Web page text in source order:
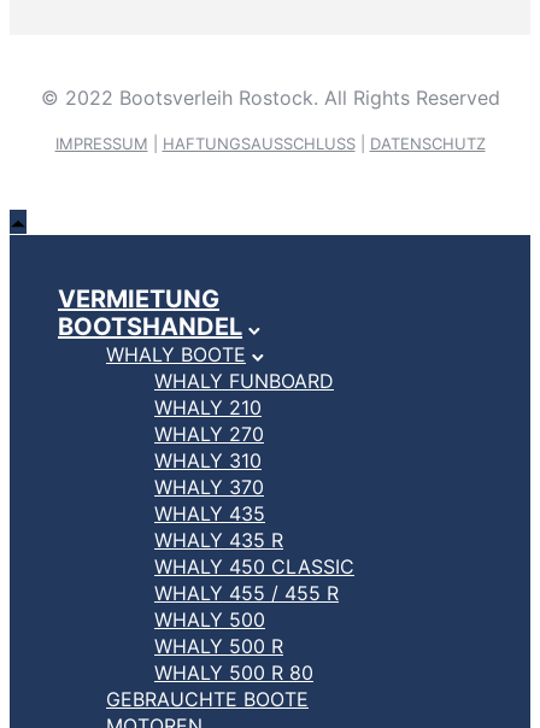
© 2022 Bootsverleih Rostock. All Rights Reserved
IMPRESSUM HAFTUNGSAUSSCHLUSS| DATENSCHUTZ
VERMIETUNG
BOOTSHANDEL
WHALY BOOTE
WHALY FUNBOARD
WHALY 210
WHALY 270
WHALY 310
WHALY 370
WHALY 435
WHALY 435 R
WHALY 450 CLASSIC
WHALY 455 / 455 R
WHALY 500
WHALY 500 R
WHALY 500 R 80
GEBRAUCHTE BOOTE